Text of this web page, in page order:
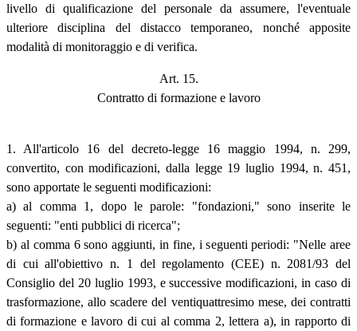
livello di qualificazione del personale da assumere, l'eventuale
ulteriore disciplina del distacco temporaneo, nonché apposite
modalità di monitoraggio e di verifica.
Art. 15.
Contratto di formazione e lavoro
1. All'articolo 16 del decreto-legge 16 maggio 1994, n. 299,
convertito, con modificazioni, dalla legge 19 luglio 1994, n. 451,
sono apportate le seguenti modificazioni:
a) al comma 1, dopo le parole: "fondazioni," sono inserite le
seguenti: "enti pubblici di ricerca";
b) al comma 6 sono aggiunti, in fine, i seguenti periodi: "Nelle aree
di cui all'obiettivo n. 1 del regolamento (CEE) n. 2081/93 del
Consiglio del 20 luglio 1993, e successive modificazioni, in caso di
trasformazione, allo scadere del ventiquattresimo mese, dei contratti
di formazione e lavoro di cui al comma 2, lettera a), in rapporto di